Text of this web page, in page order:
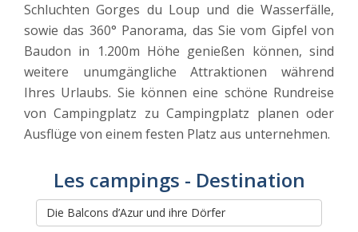
Schluchten Gorges du Loup und die Wasserfälle,
sowie das 360° Panorama, das Sie vom Gipfel von
Baudon in 1.200m Höhe genießen können, sind
weitere unumgängliche Attraktionen während
Ihres Urlaubs. Sie können eine schöne Rundreise
von Campingplatz zu Campingplatz planen oder
Ausflüge von einem festen Platz aus unternehmen.
Les campings - Destination